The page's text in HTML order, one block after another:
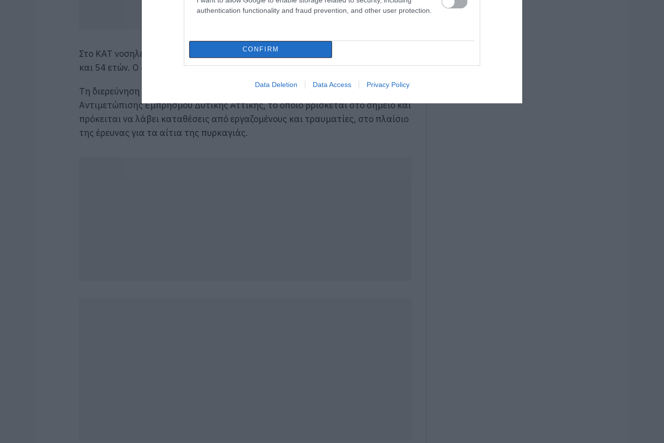
authentication functionality and fraud prevention, and other user protection.
CONFIRM
Data Deletion Data Access Privacy Policy
Στο ΚΑΤ νοσηλεύονται δύο από τους τρεις βαριά τραυματισμένους, ηλικίας 41
και 54 ετών. Ο 41χρονος αναμένεται να υποβληθεί σε χειρουργική επέμβαση.
Τη διερεύνηση της υπόθεσης έχει αναλάβει το Ανακριτικό Κλιμάκιο
Αντιμετώπισης Εμπρησμού Δυτικής Αττικής, το οποίο βρίσκεται στο σημείο και
πρόκειται να λάβει καταθέσεις από εργαζομένους και τραυματίες, στο πλαίσιο
της έρευνας για τα αίτια της πυρκαγιάς.